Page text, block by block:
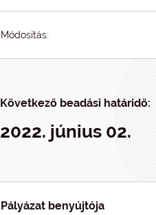
Módosítás:
Következő beadási határidő:
2022. június 02.
Pályázat benyújtója